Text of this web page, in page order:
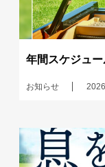
年間スケジュー
お知らせ